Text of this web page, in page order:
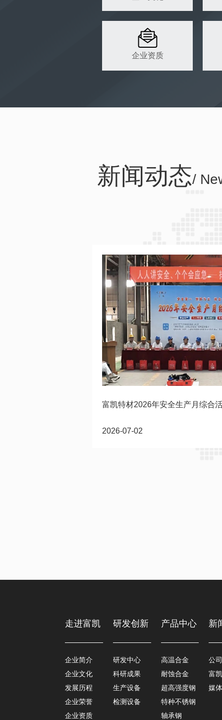
企业资质
新闻动态/
富凯特材2026年安全生产月综合
2026-07-02
走进富凯
企业简介
企业文化
发展历程
企业荣誉
企业资质
研发创新
研发中心
科研成果
生产设备
检测设备
产品中心
高温合金
耐蚀合金
超高强度钢
特种不锈钢
轴承钢
新
公
富
媒